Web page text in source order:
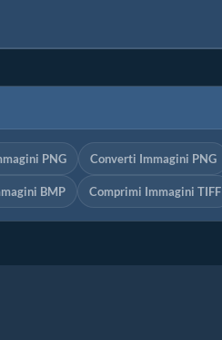
PNG Converti Immagini PNG
BMP Comprimi Immagini TIFF